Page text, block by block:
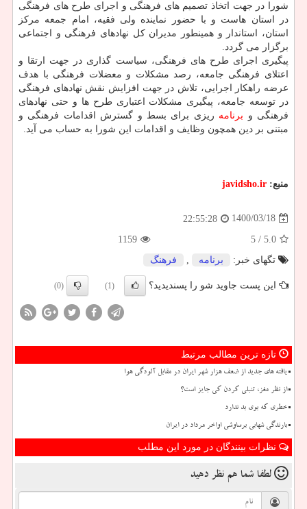
شورا در جهت اتخاذ تصمیم های فرهنگی و اجرای طرح های فرهنگی
در استان هاست و با حضور نماینده ولی فقیه، امام جمعه مرکز
استان، استاندار و همینطور مدیران کل نهادهای فرهنگی و اجتماعی
برگزار می گردد.
پیگیری اجرای طرح های فرهنگی، سیاست گذاری در جهت ارتقا و
اعتلای فرهنگی جامعه، رصد مشکلات و معضلات فرهنگی با هدف
عرضه راهکار اجرایی، تلاش در جهت افزایش نقش نهادهای فرهنگی
در توسعه جامعه، پیگیری مشکلات اعتباری طرح ها و حتی نهادهای
فرهنگی و برنامه ریزی برای بسط و گسترش اقدامات فرهنگی و
مبتنی بر دین همچون وظایف و اقدامات این شورا به حساب می آید.
منبع: javidsho.ir
1400/03/18
22:55:28
5.0
/ 5
1159
تگهای خبر:
برنامه , فرهنگ
این پست جاوید شو را پسندیدید؟ (1)
(0)
تازه ترین مطالب مرتبط
یافته های جدید از ضعف هزار شهر ایران در مقابل آلودگی هوا
از نظر مغز، تنبلی کردن کی جایز است؟
خطری که بوی بد ندارد
بارندگی شهابی برساوشی اواخر مرداد در ایران
نظرات بینندگان در مورد این مطلب
لطفا شما هم نظر دهید